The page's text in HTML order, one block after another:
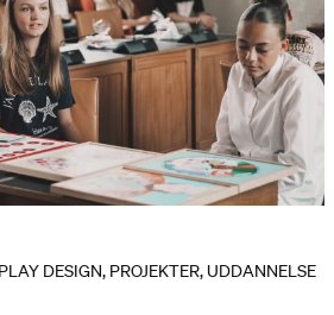
DESIGN, PROJEKTER, UDDANNELSE